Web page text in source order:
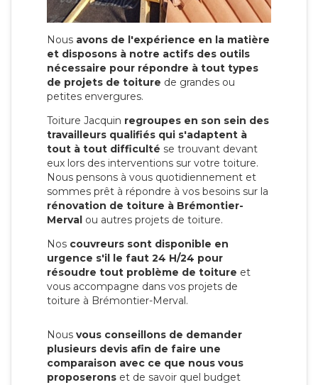
Nous avons de l'expérience en la matière
et disposons à notre actifs des outils
nécessaire pour répondre à tout types
de projets de toiture de grandes ou
petites envergures.
Toiture Jacquin regroupes en son sein des
travailleurs qualifiés qui s'adaptent à
tout à tout difficulté se trouvant devant
eux lors des interventions sur votre toiture.
Nous pensons à vous quotidiennement et
sommes prêt à répondre à vos besoins sur la
rénovation de toiture à Brémontier-
Merval ou autres projets de toiture.
Nos couvreurs sont disponible en
urgence s'il le faut 24 H/24 pour
résoudre tout problème de toiture et
vous accompagne dans vos projets de
toiture à Brémontier-Merval.
Nous vous conseillons de demander
plusieurs devis afin de faire une
comparaison avec ce que nous vous
proposerons et de savoir quel budget